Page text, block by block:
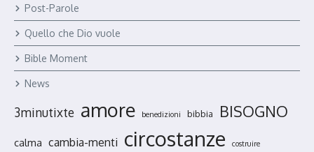
Post-Parole
Quello che Dio vuole
Bible Moment
News
3minutixte amore benedizioni bibbia BISOGNO
calma cambia-menti circostanze costruire